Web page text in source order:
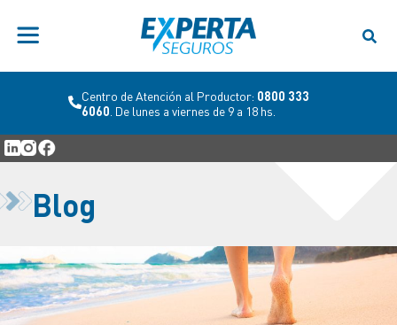
Centro de Atención al Productor: 0800 333
6060 . De lunes a viernes de 9 a 18 hs.
Blog